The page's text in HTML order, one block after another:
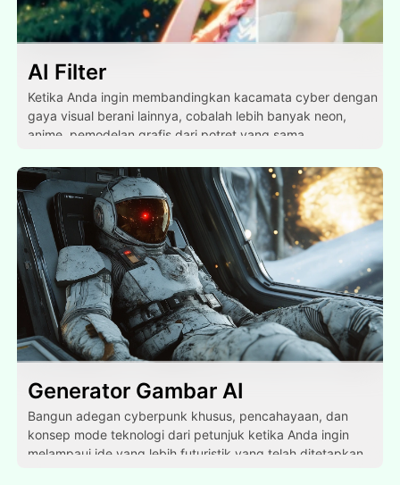
AI Filter
Ketika Anda ingin membandingkan kacamata cyber dengan
gaya visual berani lainnya, cobalah lebih banyak neon,
anime, pemodelan grafis dari potret yang sama.
Generator Gambar AI
Bangun adegan cyberpunk khusus, pencahayaan, dan
konsep mode teknologi dari petunjuk ketika Anda ingin
melampaui ide yang lebih futuristik yang telah ditetapkan